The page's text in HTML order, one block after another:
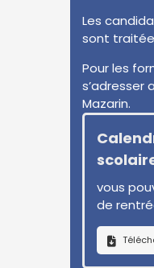
Les
sont
Pour les
s’adresser
Mazarin.
vous
de